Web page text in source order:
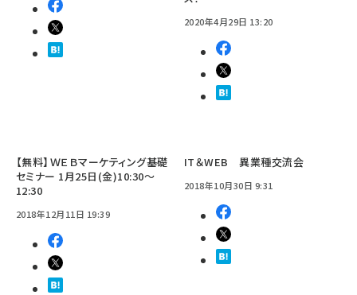
2020年4月29日 13:20
【無料】ＷＥＢマーケティング基礎
セミナー 1月25日(金)10:30～
12:30
2018年12月11日 19:39
IT＆WEB 異業種交流会
2018年10月30日 9:31